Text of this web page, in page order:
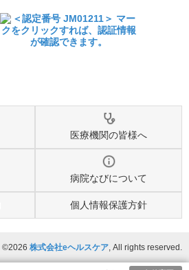
医療機関の皆様へ
病院なびについて
個人情報保護方針
©2026 株式会社eヘルスケア, All rights reserved.